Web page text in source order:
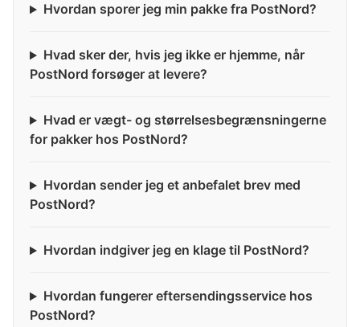
Hvordan sporer jeg min pakke fra PostNord?
Hvad sker der, hvis jeg ikke er hjemme, når
PostNord forsøger at levere?
Hvad er vægt- og størrelsesbegrænsningerne
for pakker hos PostNord?
Hvordan sender jeg et anbefalet brev med
PostNord?
Hvordan indgiver jeg en klage til PostNord?
Hvordan fungerer eftersendingsservice hos
PostNord?